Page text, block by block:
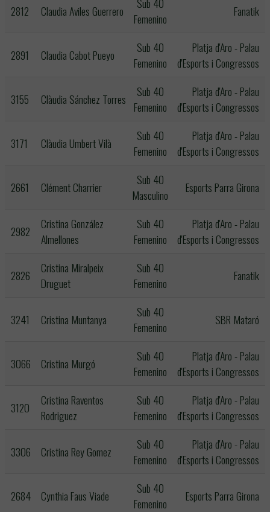
2812 Claudia Aviles Guerrero
Femenino
Fanatik
2891 Claudia Cabot Pueyo
Sub 40
Femenino
Platja d'Aro - Palau
d'Esports i Congressos
3155 Clàudia Sánchez Torres
Sub 40
Femenino
Platja d'Aro - Palau
d'Esports i Congressos
3171 Clàudia Umbert Vilà
Sub 40
Femenino
Platja d'Aro - Palau
d'Esports i Congressos
2661 Clément Charrier
Sub 40
Masculino
Esports Parra Girona
2982
Cristina González
Almellones
Sub 40
Femenino
Platja d'Aro - Palau
d'Esports i Congressos
2826
Cristina Miralpeix
Druguet
Sub 40
Femenino
Fanatik
3241 Cristina Muntanya
Sub 40
Femenino
SBR Mataró
3066 Cristina Murgó
Sub 40
Femenino
Platja d'Aro - Palau
d'Esports i Congressos
3120
Cristina Raventos
Rodriguez
Sub 40
Femenino
Platja d'Aro - Palau
d'Esports i Congressos
3306 Cristina Rey Gomez
Sub 40
Femenino
Platja d'Aro - Palau
d'Esports i Congressos
2684 Cynthia Faus Viade
Sub 40
Femenino
Esports Parra Girona